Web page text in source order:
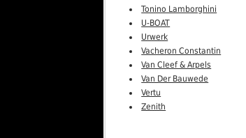
Tonino Lamborghini
U-BOAT
Urwerk
Vacheron Constantin
Van Cleef & Arpels
Van Der Bauwede
Vertu
Zenith